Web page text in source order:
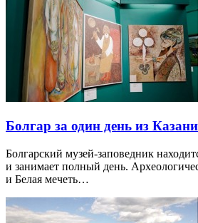
Болгар за один день из Казани
Болгарский музей-заповедник
и занимает полный день.
и Белая мечеть…